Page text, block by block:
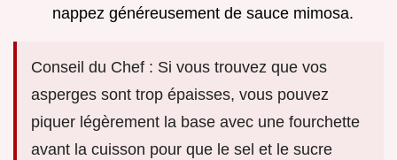
nappez généreusement de sauce mimosa.
Conseil du Chef : Si vous trouvez que vos
asperges sont trop épaisses, vous pouvez
piquer légèrement la base avec une fourchette
avant la cuisson pour que le sel et le sucre